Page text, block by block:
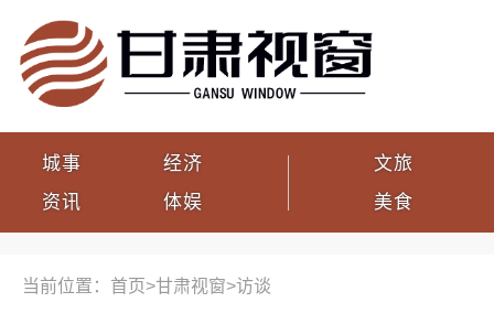
城事
资讯
经济
体娱
文旅
美食
当前位置：首页>甘肃视窗>访谈